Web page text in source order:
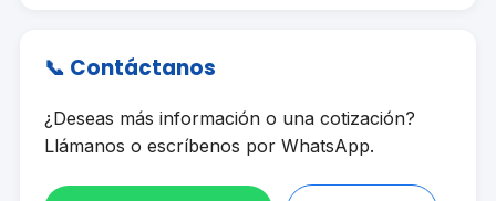
📞 Contáctanos
¿Deseas más información o una cotización?
Llámanos o escríbenos por WhatsApp.